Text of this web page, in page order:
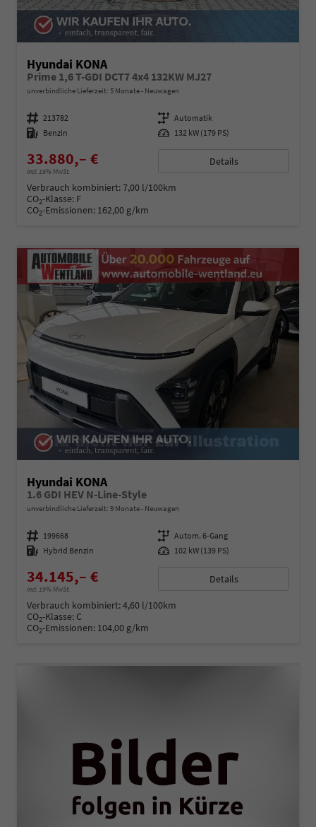
Hyundai KONA
Prime 1,6 T-GDI DCT7 4x4 132KW MJ27
unverbindliche Lieferzeit: 5 Monate Neuwagen
Fahrzeugnummer 213782 Getriebe Automatik
Kraftstoff Benzin Leistung 132 kW (179 PS)
33.880,– €
incl. 19% MwSt.
Details
Verbrauch kombiniert:7,00 l/100km
CO2-Klasse: F
CO2-Emissionen: 162,00 g/km
Hyundai KONA
1.6 GDI HEV N-Line-Style
unverbindliche Lieferzeit: 9 Monate Neuwagen
Fahrzeugnummer 199668 Getriebe Autom. 6-Gang
Kraftstoff Hybrid Benzin Leistung 102 kW (139 PS)
34.145,– €
incl. 19% MwSt.
Details
Verbrauch kombiniert:4,60 l/100km
CO2-Klasse: C
CO2-Emissionen: 104,00 g/km